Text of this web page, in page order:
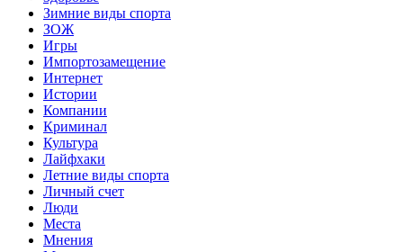
Зимние виды спорта
ЗОЖ
Игры
Импортозамещение
Интернет
Истории
Компании
Криминал
Культура
Лайфхаки
Летние виды спорта
Личный счет
Люди
Места
Мнения